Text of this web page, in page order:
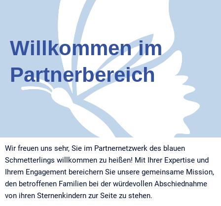
Willkommen im
Partnerbereich
Wir freuen uns sehr, Sie im Partnernetzwerk des blauen
Schmetterlings willkommen zu heißen! Mit Ihrer Expertise und
Ihrem Engagement bereichern Sie unsere gemeinsame Mission,
den betroffenen Familien bei der würdevollen Abschiednahme
von ihren Sternenkindern zur Seite zu stehen.